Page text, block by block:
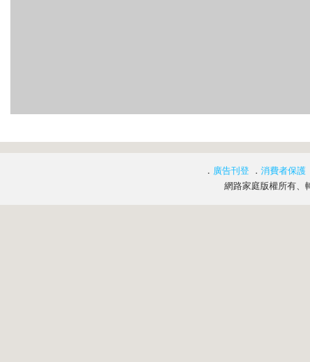
． 廣告刊登 ． 消費者保護
網路家庭版權所有、